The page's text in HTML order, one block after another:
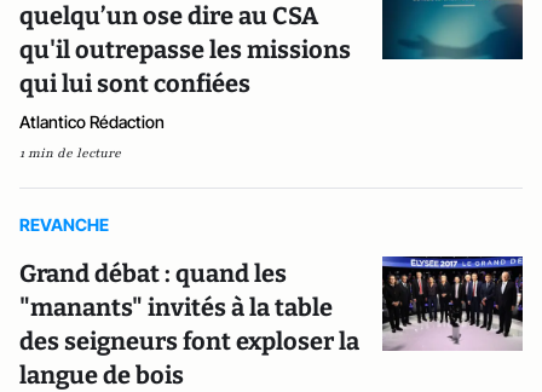
quelqu’un ose dire au CSA
qu'il outrepasse les missions
qui lui sont confiées
Atlantico Rédaction
1 min de lecture
REVANCHE
Grand débat : quand les
"manants" invités à la table
des seigneurs font exploser la
langue de bois